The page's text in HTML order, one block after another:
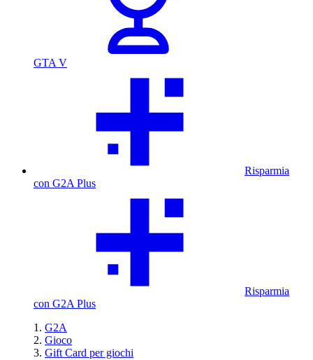
GTA V
Risparmia
con G2A Plus
Risparmia
con G2A Plus
G2A
Gioco
Gift Card per giochi